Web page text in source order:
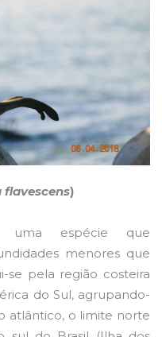
flavescens)
uma espécie que
menores que
se pela região costeira
do Sul, agrupando-
atlântico, o limite norte